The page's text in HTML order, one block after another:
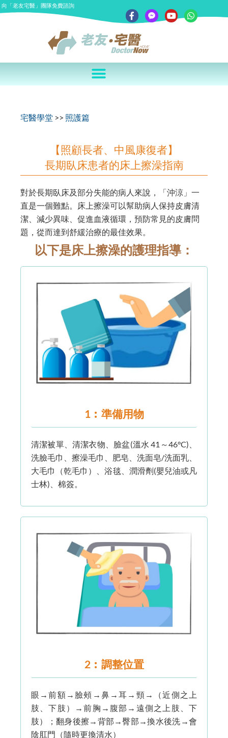
向「老友宅醫」團隊免費諮詢
宅醫學堂 >> 照護篇
【照顧長者、中風康復者】
長期臥床患者的床上擦澡指南
對於長期臥床及部分失能的病人來說，「沖涼」一
直是一個難點。床上擦澡可以幫助病人保持皮膚清
潔、減少異味、促進血液循環，預防常見的皮膚問
題，從而達到舒緩治療的最佳效果。
以下是床上擦澡的護理指導：
1︰準備用物
清潔被單、清潔衣物、臉盆(溫水 41～46°C)、
洗臉毛巾、擦澡毛巾、肥皂、洗面皂/洗面乳、
大毛巾（乾毛巾）、浴毯、潤滑劑(嬰兒油或凡
士林)、棉簽。
2︰調整位置
眼→前額→臉頰→鼻→耳→頸→（近側之上
肢、下肢）→前胸→腹部→遠側之上肢、下
肢）；翻身後擦→背部→臀部→換水後洗→會
陰肛門（隨時更換清水）